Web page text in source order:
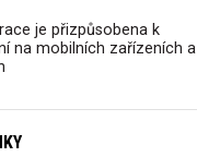
je přizpůsobena k
na mobilních zařízeních a